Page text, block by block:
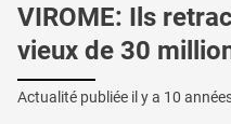
VIROME: Ils
vieux de 30
Actualité publiée il y a 10